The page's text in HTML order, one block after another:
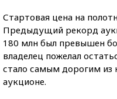
Стартовая цена на
Предыдущий рекорд
180 млн был превышен
владелец пожелал
стало самым дорогим из
аукционе.